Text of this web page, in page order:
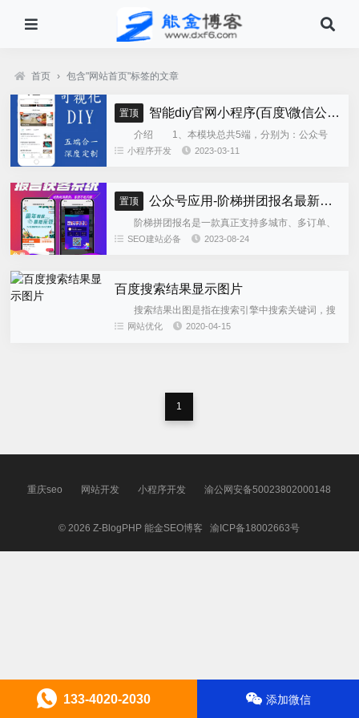
首页 › 包含"网站首页"标签的文章
置顶 智能diy官网小程序(百度\微信公众号\微信小程序\支付宝\抖音小程序)独立版
介绍 1、本模块总共5端，分别为：公众号
h5、微信小程序、百度小程序、支付宝小程序、......
小程序开发 2023-03-11
置顶 公众号应用-阶梯拼团报名最新版本源码程序
阶梯拼团报名是一款真正支持多城市、多订单、
全供应链商业模式，订单统计、核销、一键导出等强
SEO建站必备 2023-08-24
百度搜索结果显示图片
搜索结果出图是指在搜索引擎中搜索关键词，搜
索结果展示的网站索引自带展示图片，从而可以让网
网站优化 2020-04-15
1
重庆seo 网站开发 小程序开发 渝公网安备50023802000148
© 2026Z-BlogPHP 能金SEO博客渝ICP备18002663号
133-4020-2030 添加微信